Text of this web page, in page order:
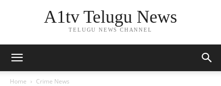
A1tv Telugu News
TELUGU NEWS CHANNEL
Home Crime News